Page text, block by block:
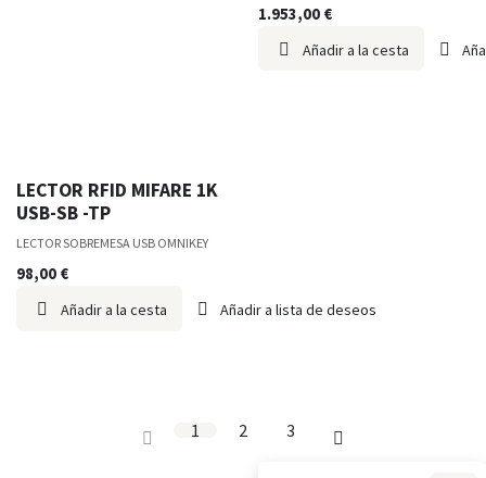
1.953,00€
Añadir a la cesta
LECTOR RFID MIFARE 1K
USB-SB -TP
LECTOR SOBREMESA USB OMNIKEY
98,00 €
Añadir a la cesta Añadir a lista de deseos
1 2 3